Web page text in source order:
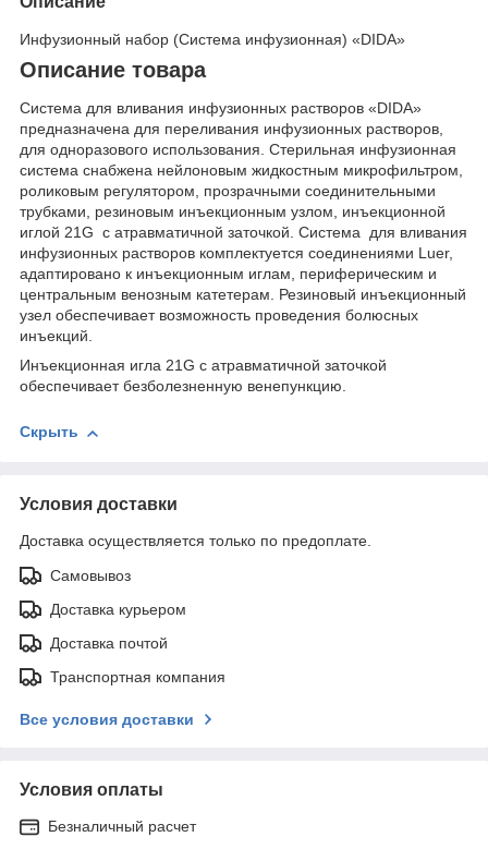
Инфузионный набор (Система инфузионная) «DIDA»
Описание товара
Система для вливания инфузионных растворов «DIDA»
предназначена для переливания инфузионных растворов,
для одноразового использования. Стерильная инфузионная
система снабжена нейлоновым жидкостным микрофильтром,
роликовым регулятором, прозрачными соединительными
трубками, резиновым инъекционным узлом, инъекционной
иглой 21G с атравматичной заточкой. Система для вливания
инфузионных растворов комплектуется соединениями Luer,
адаптировано к инъекционным иглам, периферическим и
центральным венозным катетерам. Резиновый инъекционный
узел обеспечивает возможность проведения болюсных
инъекций.
Инъекционная игла 21G с атравматичной заточкой
обеспечивает безболезненную венепункцию.
Скрыть
Условия доставки
Доставка осуществляется только по предоплате.
Самовывоз
Доставка курьером
Доставка почтой
Транспортная компания
Все условия доставки
Условия оплаты
Безналичный расчет